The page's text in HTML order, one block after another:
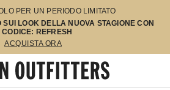
PER UN PERIODO LIMITATO
SUI LOOK DELLA NUOVA STAGIONE CON
CODICE: REFRESH
ACQUISTA ORA